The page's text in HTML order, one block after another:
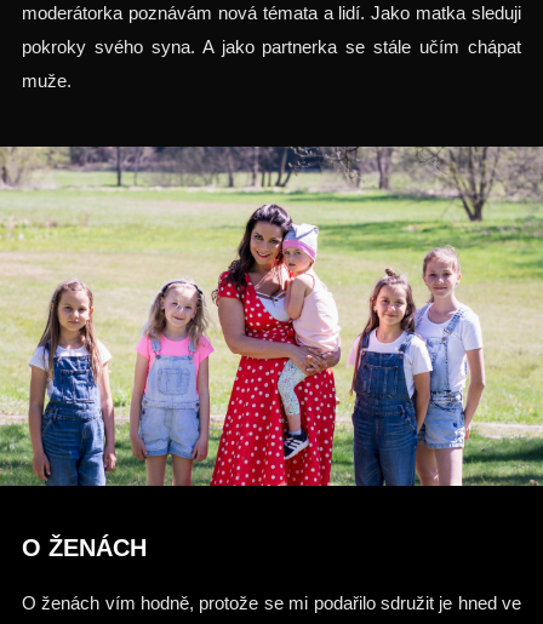
moderátorka poznávám nová témata a lidí. Jako matka sleduji
pokroky svého syna. A jako partnerka se stále učím chápat
muže.
O ŽENÁCH
O ženách vím hodně, protože se mi podařilo sdružit je hned ve